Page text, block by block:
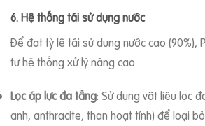
6. Hệ thống tái sử dụng nước
Để đạt tỷ lệ tái sử dụng nước cao (90%),
tư hệ thống xử lý nâng cao:
Lọc áp lực đa tầng: Sử dụng vật liệu lọc
anh, anthracite, than hoạt tính) để loại